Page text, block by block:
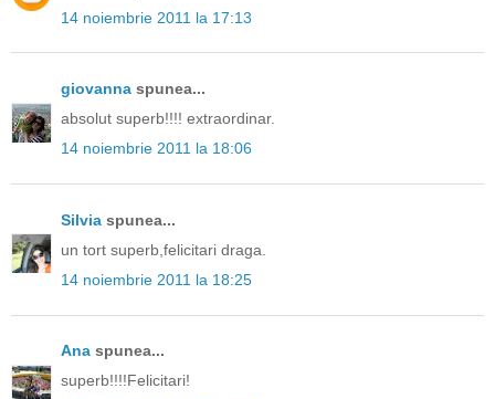
14 noiembrie 2011 la 17:13
giovanna spunea...
absolut superb!!!! extraordinar.
14 noiembrie 2011 la 18:06
Silvia spunea...
un tort superb,felicitari draga.
14 noiembrie 2011 la 18:25
Ana spunea...
superb!!!!Felicitari!